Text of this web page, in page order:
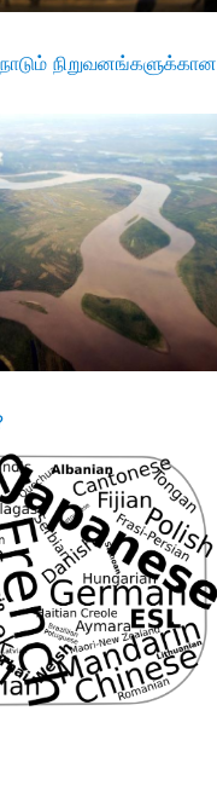
நிறுவனங்களுக்கான